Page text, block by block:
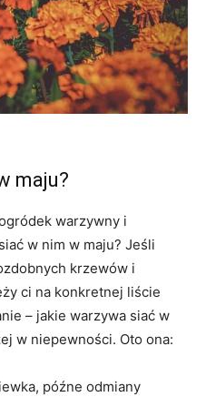
maju?
warzywny i
w nim w maju? Jeśli
krzewów i
ci na konkretnej liście
– jakie warzywa siać w
w niepewności. Oto ona:
późne odmiany